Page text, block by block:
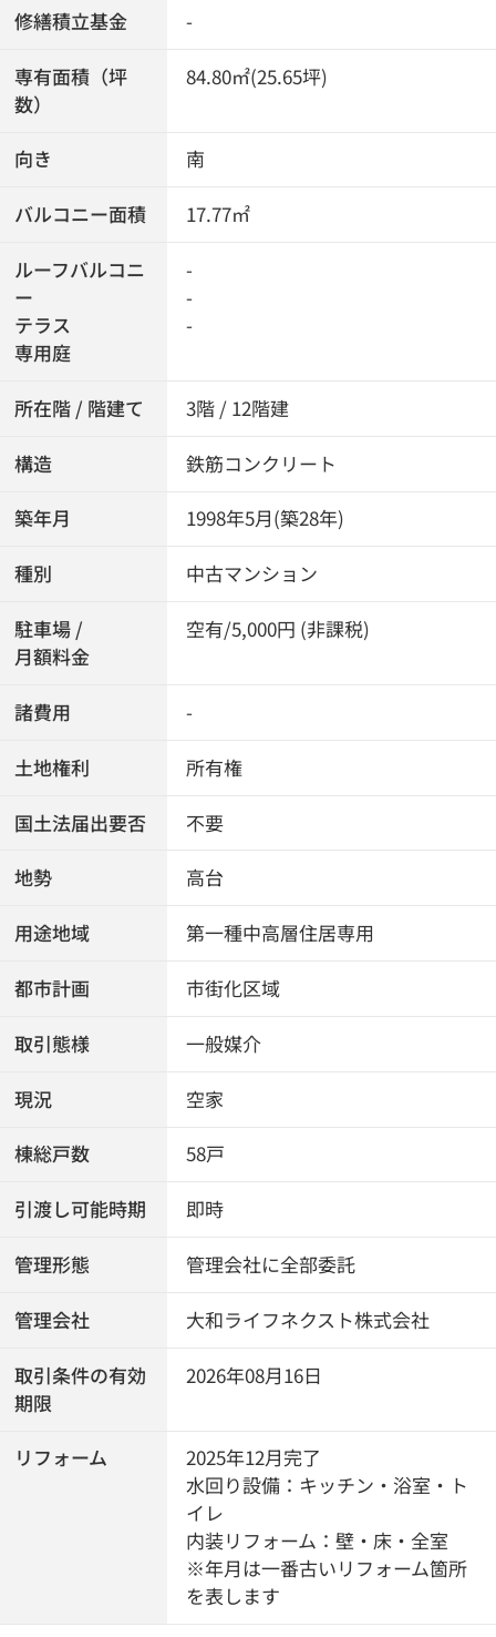
修繕積立基金 -
専有面積（坪
数）
84.80㎡(25.65坪)
向き 南
バルコニー面積 17.77㎡
ルーフバルコニ
ー
テラス
専用庭
-
-
-
所在階 / 階建て 3階 / 12階建
構造 鉄筋コンクリート
築年月 1998年5月(築28年)
種別 中古マンション
駐車場 /
月額料金
空有/5,000円 (非課税)
諸費用 -
土地権利 所有権
国土法届出要否 不要
地勢 高台
用途地域 第一種中高層住居専用
都市計画 市街化区域
取引態様 一般媒介
現況 空家
棟総戸数 58戸
引渡し可能時期 即時
管理形態 管理会社に全部委託
管理会社 大和ライフネクスト株式会社
取引条件の有効
期限
2026年08月16日
リフォーム
2025年12月完了
水回り設備：キッチン・浴室・ト
イレ
内装リフォーム：壁・床・全室
※年月は一番古いリフォーム箇所
を表します